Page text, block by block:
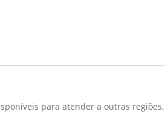
para atender a outras